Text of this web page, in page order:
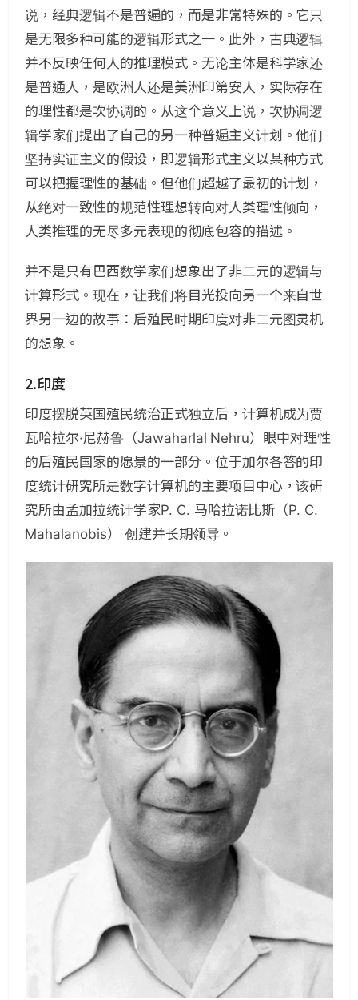
说，经典逻辑不是普遍的，而是非常特殊的。它只
是无限多种可能的逻辑形式之一。此外，古典逻辑
并不反映任何人的推理模式。无论主体是科学家还
是普通人，是欧洲人还是美洲印第安人，实际存在
的理性都是次协调的。从这个意义上说，次协调逻
辑学家们提出了自己的另一种普遍主义计划。他们
坚持实证主义的假设，即逻辑形式主义以某种方式
可以把握理性的基础。但他们超越了最初的计划，
从绝对一致性的规范性理想转向对人类理性倾向，
人类推理的无尽多元表现的彻底包容的描述。
并不是只有巴西数学家们想象出了非二元的逻辑与
计算形式。现在，让我们将目光投向另一个来自世
界另一边的故事：后殖民时期印度对非二元图灵机
的想象。
2.印度
印度摆脱英国殖民统治正式独立后，计算机成为贾
瓦哈拉尔·尼赫鲁（Jawaharlal Nehru）眼中对理性
的后殖民国家的愿景的一部分。位于加尔各答的印
度统计研究所是数字计算机的主要项目中心，该研
究所由孟加拉统计学家P. C. 马哈拉诺比斯（P. C.
Mahalanobis） 创建并长期领导。